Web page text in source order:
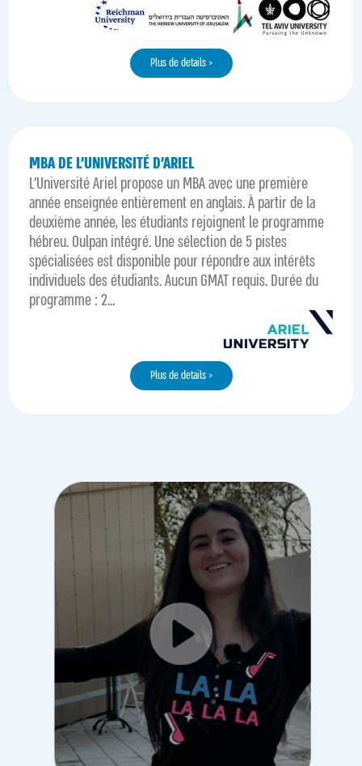
Plus de details >
MBA DE L’UNIVERSITÉ D’ARIEL
L'Université Ariel propose un MBA avec une première
année enseignée entièrement en anglais. À partir de la
deuxième année, les étudiants rejoignent le programme
hébreu. Oulpan intégré. Une sélection de 5 pistes
spécialisées est disponible pour répondre aux intérêts
individuels des étudiants. Aucun GMAT requis. Durée du
programme : 2...
Plus de details >